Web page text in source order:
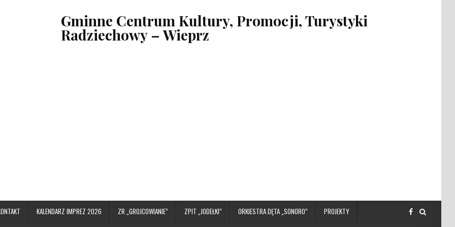
Gminne Centrum Kultury, Promocji, Turystyki
Radziechowy – Wieprz
KALENDARZ IMPREZ 2026 ZR „GROJCOWIANIE” ZPIT „JODEŁKI” ORKIESTRA DĘTA „SONORO” PROJEKTY